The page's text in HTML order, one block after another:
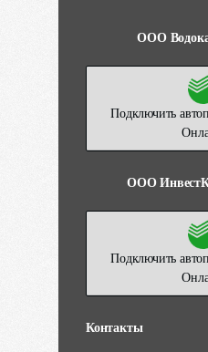
ООО
Подключить
ООО
Подключить
Контакты